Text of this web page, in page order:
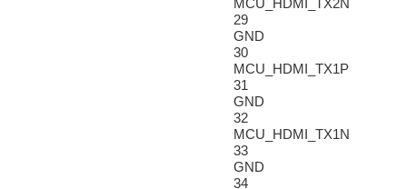
29
GND
30
MCU_HDMI_TX1P
31
GND
32
MCU_HDMI_TX1N
33
GND
34